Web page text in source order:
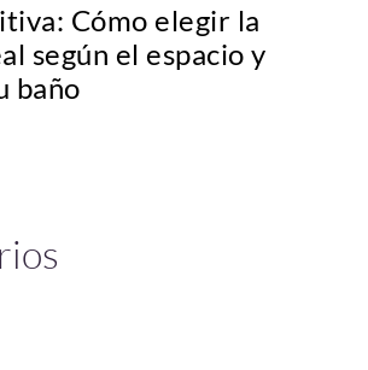
Cómo elegir la
según el espacio y
baño